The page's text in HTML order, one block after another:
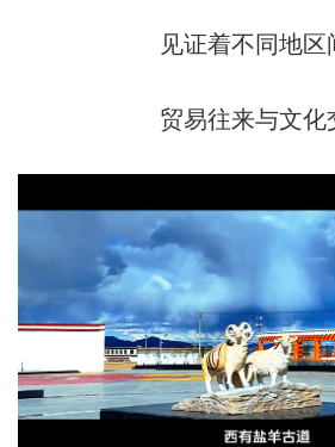
见证着不同地区
贸易往来与文化